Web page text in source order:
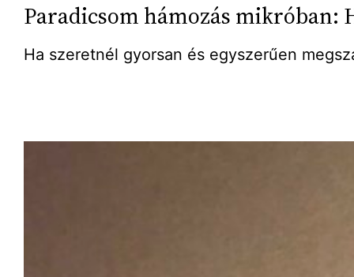
Paradicsom hámozás mikróban:
Ha szeretnél gyorsan és egyszerűen